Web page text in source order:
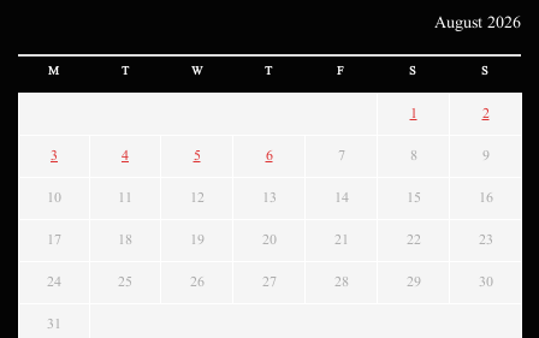
August 2026
M T W T F S S
1 2
3 4 5 6 7 8 9
10 11 12 13 14 15 16
17 18 19 20 21 22 23
24 25 26 27 28 29 30
31